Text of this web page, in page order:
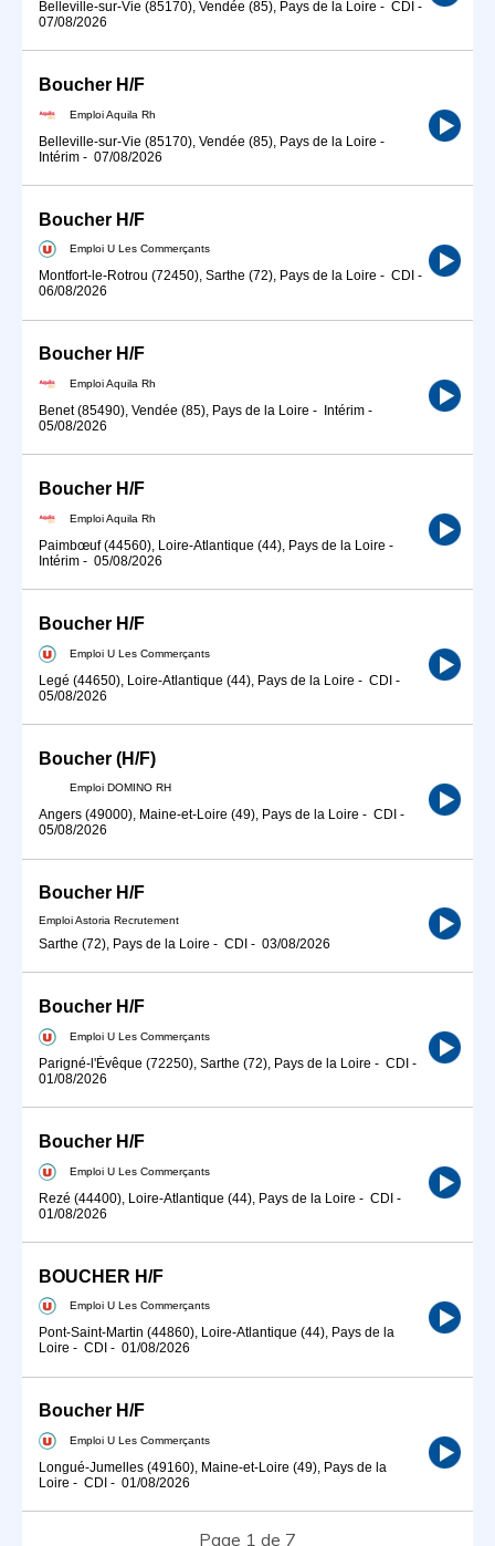
Belleville-sur-Vie (85170), Vendée (85), Pays de la Loire - CDI -
07/08/2026
Boucher H/F
Emploi Aquila Rh
Belleville-sur-Vie (85170), Vendée (85), Pays de la Loire -
Intérim - 07/08/2026
Boucher H/F
Emploi U Les Commerçants
Montfort-le-Rotrou (72450), Sarthe (72), Pays de la Loire - CDI -
06/08/2026
Boucher H/F
Emploi Aquila Rh
Benet (85490), Vendée (85), Pays de la Loire - Intérim -
05/08/2026
Boucher H/F
Emploi Aquila Rh
Paimbœuf (44560), Loire-Atlantique (44), Pays de la Loire -
Intérim - 05/08/2026
Boucher H/F
Emploi U Les Commerçants
Legé (44650), Loire-Atlantique (44), Pays de la Loire - CDI -
05/08/2026
Boucher (H/F)
Emploi DOMINO RH
Angers (49000), Maine-et-Loire (49), Pays de la Loire - CDI -
05/08/2026
Boucher H/F
Emploi Astoria Recrutement
Sarthe (72), Pays de la Loire - CDI - 03/08/2026
Boucher H/F
Emploi U Les Commerçants
Parigné-l'Évêque (72250), Sarthe (72), Pays de la Loire - CDI -
01/08/2026
Boucher H/F
Emploi U Les Commerçants
Rezé (44400), Loire-Atlantique (44), Pays de la Loire - CDI -
01/08/2026
BOUCHER H/F
Emploi U Les Commerçants
Pont-Saint-Martin (44860), Loire-Atlantique (44), Pays de la
Loire - CDI - 01/08/2026
Boucher H/F
Emploi U Les Commerçants
Longué-Jumelles (49160), Maine-et-Loire (49), Pays de la
Loire - CDI - 01/08/2026
Page 1 de 7